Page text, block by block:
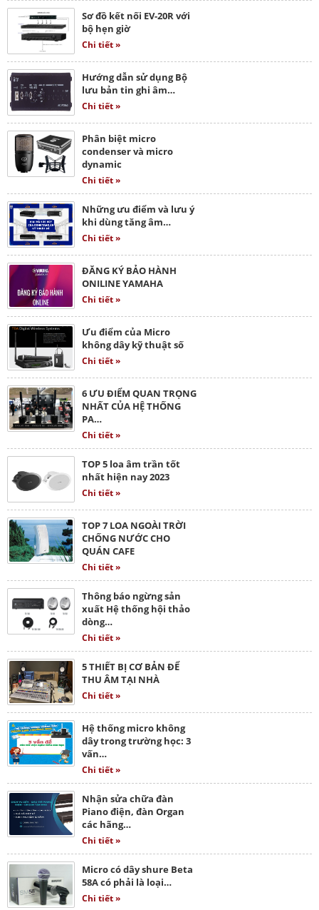
Sơ đồ kết nối EV-20R với
bộ hẹn giờ
Chi tiết »
Hướng dẫn sử dụng Bộ
lưu bản tin ghi âm…
Chi tiết »
Phân biệt micro
condenser và micro
dynamic
Chi tiết »
Những ưu điểm và lưu ý
khi dùng tăng âm…
Chi tiết »
ĐĂNG KÝ BẢO HÀNH
ONILINE YAMAHA
Chi tiết »
Ưu điểm của Micro
không dây kỹ thuật số
Chi tiết »
6 ƯU ĐIỂM QUAN TRỌNG
NHẤT CỦA HỆ THỐNG
PA…
Chi tiết »
TOP 5 loa âm trần tốt
nhất hiện nay 2023
Chi tiết »
TOP 7 LOA NGOÀI TRỜI
CHỐNG NƯỚC CHO
QUÁN CAFE
Chi tiết »
Thông báo ngừng sản
xuất Hệ thống hội thảo
dòng…
Chi tiết »
5 THIẾT BỊ CƠ BẢN ĐỂ
THU ÂM TẠI NHÀ
Chi tiết »
Hệ thống micro không
dây trong trường học: 3
vấn…
Chi tiết »
Nhận sửa chữa đàn
Piano điện, đàn Organ
các hãng…
Chi tiết »
Micro có dây shure Beta
58A có phải là loại…
Chi tiết »